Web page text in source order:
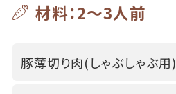
材料：2～3人前
豚薄切り肉(しゃぶしゃぶ用)